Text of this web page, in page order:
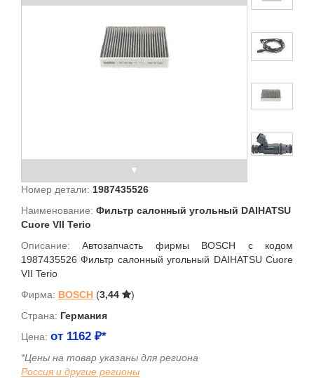
Номер детали: 1987435526
Наименование: Фильтр салонный угольный DAIHATSU
Cuore VII Terio
Описание:Автозапчасть фирмы BOSCH с кодом
1987435526 Фильтр салонный угольный DAIHATSU Cuore
VII Terio
Фирма: BOSCH (3,44
)
Страна: Германия
Цена: от 1162 ₽*
*Цены на товар указаны для региона
Россия и другие регионы